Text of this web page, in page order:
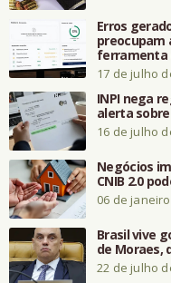
Erros
preocupam
ferramenta
17 de julho
INPI nega
alerta
16 de julho
Negócios
CNIB 2.0
06 de
Brasil vive
de Moraes,
22 de julho